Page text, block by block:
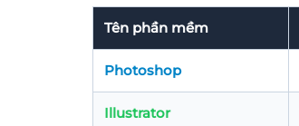
Tên phần mềm
Photoshop
Illustrator